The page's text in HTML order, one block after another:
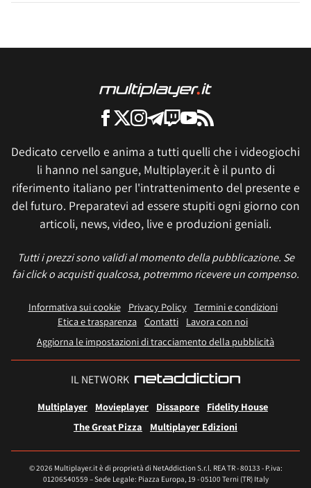
Dedicato cervello e anima a tutti quelli che i videogiochi
li hanno nel sangue, Multiplayer.it è il punto di
riferimento italiano per l'intrattenimento del presente e
del futuro. Preparatevi ad essere stupiti ogni giorno con
articoli, news, video, live e produzioni geniali.
Tutti i prezzi sono validi al momento della pubblicazione. Se
fai click o acquisti qualcosa, potremmo ricevere un compenso.
Informativa sui cookie Privacy Policy
Termini e condizioni
Etica e trasparenza Contatti
Lavora con noi
Aggiorna le impostazioni di tracciamento della pubblicità
IL NETWORK
Multiplayer Movieplayer Dissapore
Fidelity House
The Great Pizza
Multiplayer Edizioni
© 2026 Multiplayer.it è di proprietà di NetAddiction S.r.l. REA TR - 80133 - P.iva:
01206540559 – Sede Legale: Piazza Europa, 19 - 05100 Terni (TR) Italy